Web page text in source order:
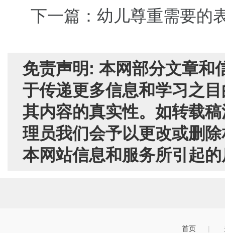
下一篇：幼儿尊重需要的
免责声明: 本网部分文章和
于传递更多信息和学习之
其内容的真实性。如转载
理员我们会予以更改或删
本网站信息和服务所引起
首页 |